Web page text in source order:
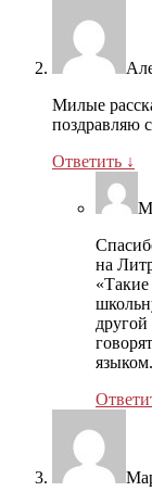
Милые
поздравляю
Ответить ↓
на